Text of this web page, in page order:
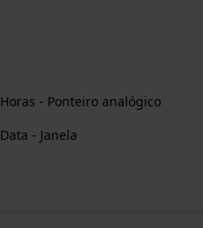
Horas - Ponteiro analógico
Data - Janela